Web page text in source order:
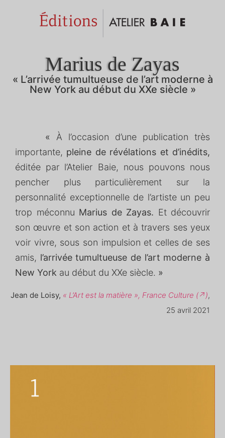
Marius de Zayas
« L’arrivée tumultueuse de l’art moderne à
New York au début du XXe siècle »
« À l’occasion d’une publication très
importante, pleine de révélations et d’inédits,
éditée par l’Atelier Baie, nous pouvons nous
pencher plus particulièrement sur la
personnalité exceptionnelle de l’artiste un peu
trop méconnu Marius de Zayas. Et découvrir
son œuvre et son action et à travers ses yeux
voir vivre, sous son impulsion et celles de ses
amis, l’arrivée tumultueuse de l’art moderne à
New York au début du XXe siècle. »
Jean de Loisy, « L’Art est la matière », France Culture (↗),
25 avril 2021